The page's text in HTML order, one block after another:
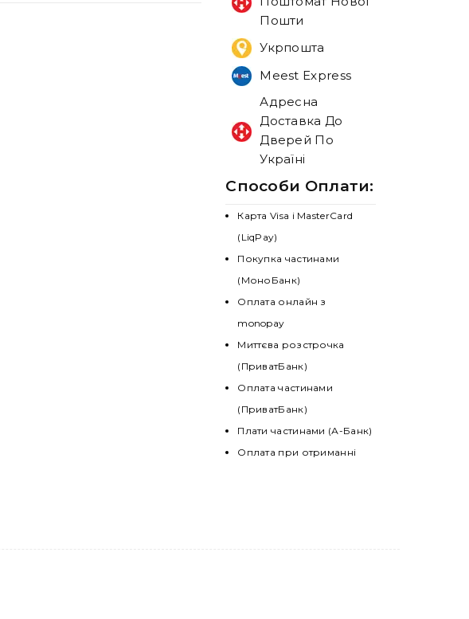
Пошти
Укрпошта
Meest Express
Адресна
Доставка До
Дверей По
Україні
Способи Оплати:
Карта Visa і MasterCard
(LiqPay)
Покупка частинами
(МоноБанк)
Оплата онлайн з
monopay
Миттєва розстрочка
(ПриватБанк)
Оплата частинами
(ПриватБанк)
Плати частинами (А-Банк)
Оплата при отриманні